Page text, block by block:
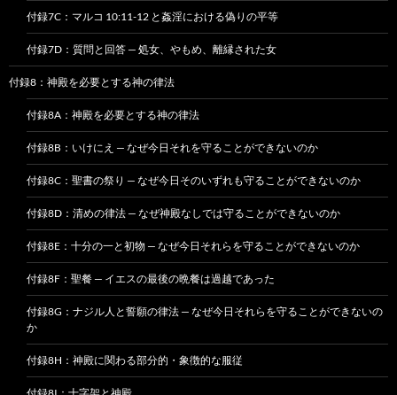
付録7C：マルコ 10:11-12 と姦淫における偽りの平等
付録7D：質問と回答 — 処女、やもめ、離縁された女
付録8：神殿を必要とする神の律法
付録8A：神殿を必要とする神の律法
付録8B：いけにえ — なぜ今日それを守ることができないのか
付録8C：聖書の祭り — なぜ今日そのいずれも守ることができないのか
付録8D：清めの律法 — なぜ神殿なしでは守ることができないのか
付録8E：十分の一と初物 — なぜ今日それらを守ることができないのか
付録8F：聖餐 — イエスの最後の晩餐は過越であった
付録8G：ナジル人と誓願の律法 — なぜ今日それらを守ることができないの
か
付録8H：神殿に関わる部分的・象徴的な服従